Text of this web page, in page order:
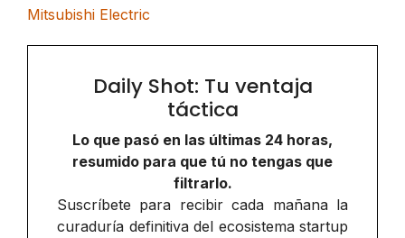
Mitsubishi Electric
Daily Shot: Tu ventaja
táctica
Lo que pasó en las últimas 24 horas,
resumido para que tú no tengas que
filtrarlo.
Suscríbete para recibir cada mañana la
curaduría definitiva del ecosistema startup